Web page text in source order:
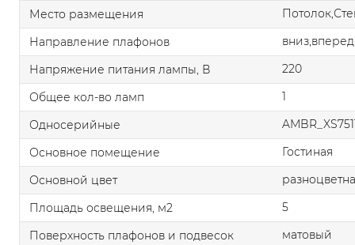
Место размещения
Направление плафонов
вниз,вперед
Напряжение питания лампы, В
220
Общее кол-во ламп
1
Односерийные
Основное помещение
Гостиная
Основной цвет
Площадь освещения, м2
5
Поверхность плафонов и подвесок
матовый